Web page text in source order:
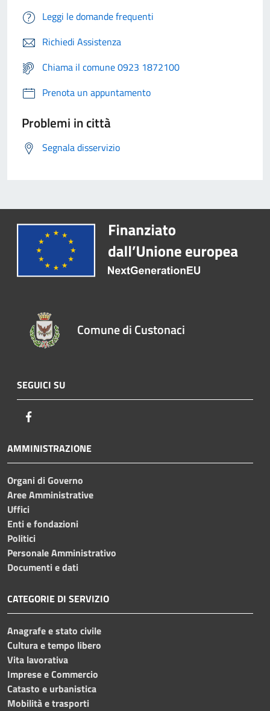
Leggi le domande frequenti
Richiedi Assistenza
Chiama il comune 0923 1872100
Prenota un appuntamento
Problemi in città
Segnala disservizio
Comune di Custonaci
SEGUICI SU
AMMINISTRAZIONE
Organi di Governo
Aree Amministrative
Uffici
Enti e fondazioni
Politici
Personale Amministrativo
Documenti e dati
CATEGORIE DI SERVIZIO
Anagrafe e stato civile
Cultura e tempo libero
Vita lavorativa
Imprese e Commercio
Catasto e urbanistica
Mobilità e trasporti